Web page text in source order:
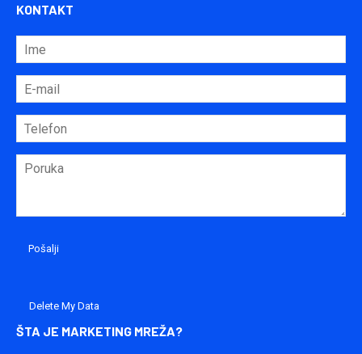
KONTAKT
Delete My Data
ŠTA JE MARKETING MREŽA?